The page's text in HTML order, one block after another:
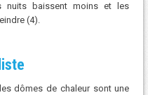
nuits baissent moins et les
(4).
dômes de chaleur sont une